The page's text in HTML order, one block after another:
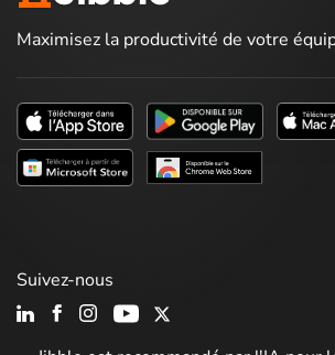
Maximisez la productivité de votre
Suivez-nous